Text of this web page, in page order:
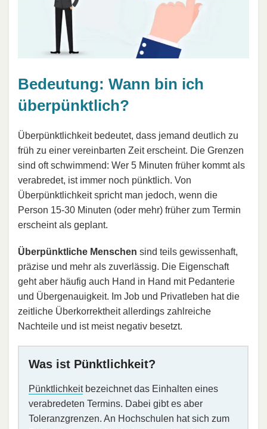
Bedeutung: Wann bin ich
überpünktlich?
Überpünktlichkeit bedeutet, dass jemand deutlich zu
früh zu einer vereinbarten Zeit erscheint. Die Grenzen
sind oft schwimmend: Wer 5 Minuten früher kommt als
verabredet, ist immer noch pünktlich. Von
Überpünktlichkeit spricht man jedoch, wenn die
Person 15-30 Minuten (oder mehr) früher zum Termin
erscheint als geplant.
Überpünktliche Menschen sind teils gewissenhaft,
präzise und mehr als zuverlässig. Die Eigenschaft
geht aber häufig auch Hand in Hand mit Pedanterie
und Übergenauigkeit. Im Job und Privatleben hat die
zeitliche Überkorrektheit allerdings zahlreiche
Nachteile und ist meist negativ besetzt.
Was ist Pünktlichkeit?
Pünktlichkeitbezeichnet das Einhalten eines
verabredeten Termins. Dabei gibt es aber
Toleranzgrenzen. An Hochschulen hat sich zum